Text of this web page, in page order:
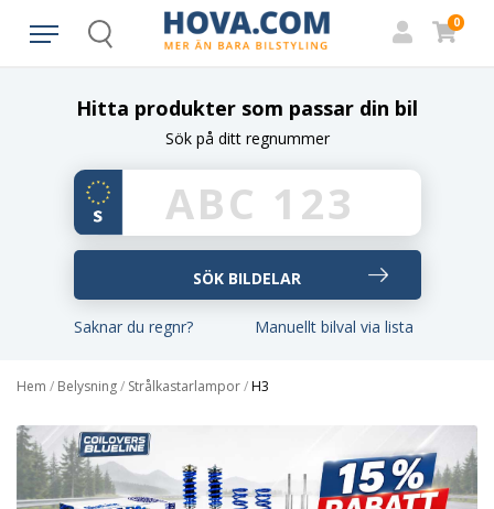
Search
0
Hitta produkter som passar din bil
Sök på ditt regnummer
Saknar du regnr? Manuellt bilval via lista
Hem / Belysning/ Strålkastarlampor/H3